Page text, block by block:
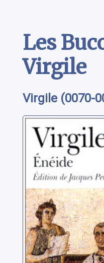
Les
Virgile
Virgile (0070-